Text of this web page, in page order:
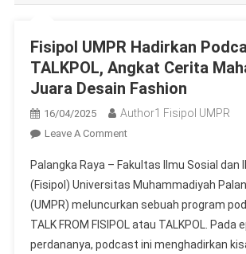
Fisipol UMPR Hadirkan
TALKPOL, Angkat Cerita
Juara Desain Fashion
16/04/2025 Author1 Fisipol UMPR
Leave A CommentOn
UMPR
Hadirkan
Podcast
TALKPOL,
Angkat
Palangka Raya – Fakultas Ilmu Sosial dan
(Fisipol) Universitas Muhammadiyah
(UMPR) meluncurkan sebuah program
TALK FROM FISIPOL atau TALKPOL. Pada
perdananya, podcast ini menghadirkan